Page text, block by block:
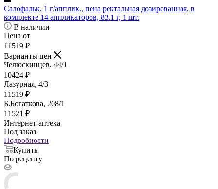
Салофальк, 1 г/апплик., пена ректальная дозированная, в
комплекте 14 аппликаторов, 83.1 г, 1 шт.
В наличии
Цена от
11519 ₽
Варианты цен
Челюскинцев, 44/1
10424 ₽
Лазурная, 4/3
11519 ₽
Б.Богаткова, 208/1
11521 ₽
Интернет-аптека
Под заказ
Подробности
Купить
По рецепту